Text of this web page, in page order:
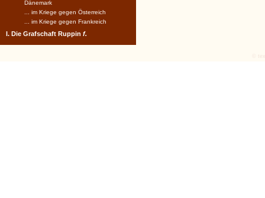
Dänemark
... im Kriege gegen Österreich
... im Kriege gegen Frankreich
I. Die Grafschaft Ruppin f.